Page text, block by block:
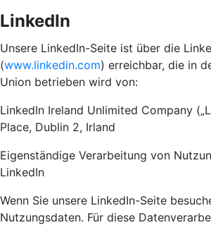
LinkedIn
Unsere LinkedIn-Seite ist über die
(www.linkedin.com) erreichbar, die in
Union betrieben wird von:
LinkedIn Ireland Unlimited Company
Place, Dublin 2, Irland
Eigenständige Verarbeitung von
LinkedIn
Wenn Sie unsere LinkedIn-Seite
Nutzungsdaten. Für diese